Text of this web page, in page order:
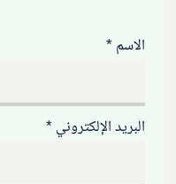
الاسم*
البريد الإلكتروني*